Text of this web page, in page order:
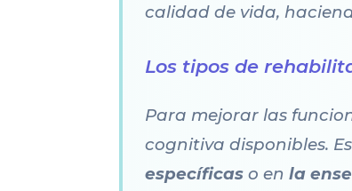
calidad de vida,
Los tipos de
Para mejorar las
cognitiva disponibles.
específicas o enla